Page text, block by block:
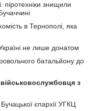
піротехніки знищили
в Тернополі, яка
не лише донатом
батальйону до
з
єпархії УГКЦ